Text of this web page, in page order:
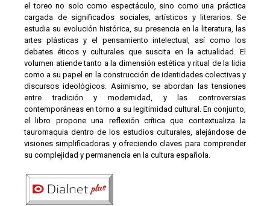
el toreo no solo como espectáculo, sino como una práctica
cargada de significados sociales, artísticos y literarios. Se
estudia su evolución histórica, su presencia en la literatura, las
artes plásticas y el pensamiento intelectual, así como los
debates éticos y culturales que suscita en la actualidad. El
volumen atiende tanto a la dimensión estética y ritual de la lidia
como a su papel en la construcción de identidades colectivas y
discursos ideológicos. Asimismo, se abordan las tensiones
entre tradición y modernidad, y las controversias
contemporáneas en torno a su legitimidad cultural. En conjunto,
el libro propone una reflexión crítica que contextualiza la
tauromaquia dentro de los estudios culturales, alejándose de
visiones simplificadoras y ofreciendo claves para comprender
su complejidad y permanencia en la cultura española.